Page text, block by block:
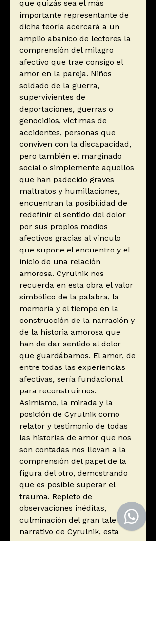
que quizás sea el más
importante representante de
dicha teoría acercará a un
amplio abanico de lectores la
comprensión del milagro
afectivo que trae consigo el
amor en la pareja. Niños
soldado de la guerra,
supervivientes de
deportaciones, guerras o
genocidios, víctimas de
accidentes, personas que
conviven con la discapacidad,
pero también el marginado
social o simplemente aquellos
que han padecido graves
maltratos y humillaciones,
encuentran la posibilidad de
redefinir el sentido del dolor
por sus propios medios
afectivos gracias al vínculo
que supone el encuentro y el
inicio de una relación
amorosa. Cyrulnik nos
recuerda en esta obra el valor
simbólico de la palabra, la
memoria y el tiempo en la
construcción de la narración y
de la historia amorosa que
han de dar sentido al dolor
que guardábamos. El amor, de
entre todas las experiencias
afectivas, sería fundacional
para reconstruirnos.
Asimismo, la mirada y la
posición de Cyrulnik como
relator y testimonio de todas
las historias de amor que nos
son contadas nos llevan a la
comprensión del papel de la
figura del otro, demostrando
que es posible superar el
trauma. Repleto de
observaciones inéditas,
culminación del gran talento
narrativo de Cyrulnik, esta
obra estimulante y generosa